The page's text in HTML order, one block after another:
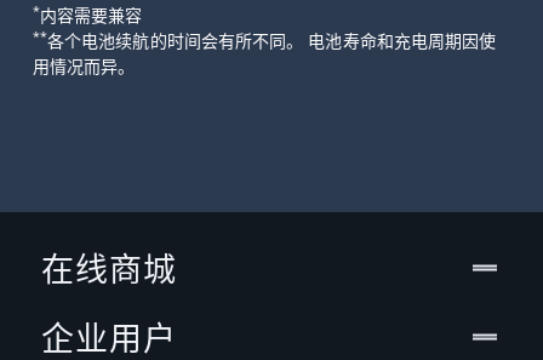
*内容需要兼容
**各个电池续航的时间会有所不同。 电池寿命和充电周期因使
用情况而异。
在线商城
企业用户